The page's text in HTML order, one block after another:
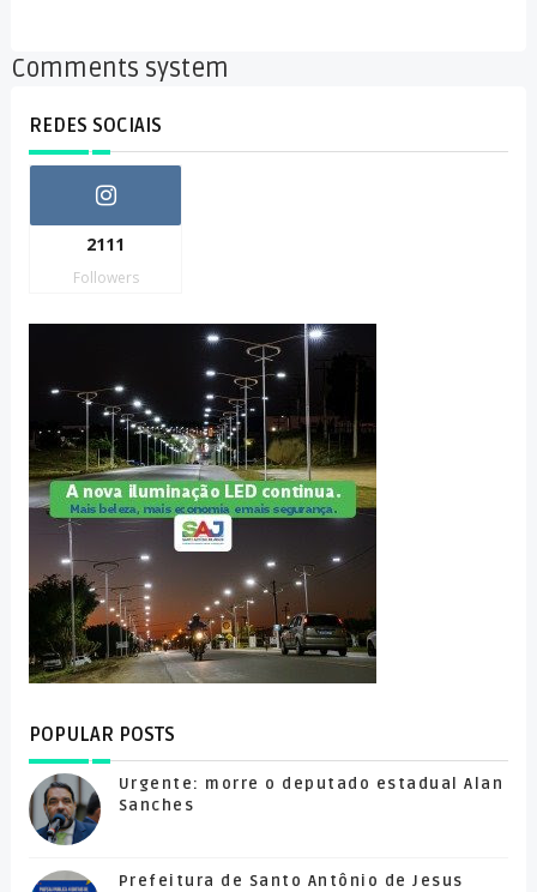
Comments system
REDES SOCIAIS
2111
Followers
POPULAR POSTS
Urgente: morre o deputado estadual Alan
Sanches
Prefeitura de Santo Antônio de Jesus